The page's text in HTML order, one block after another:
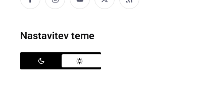
Nastavitev teme